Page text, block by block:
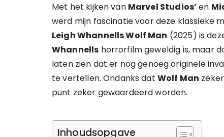
Met het kijken van Marvel Studios’en
werd mijn fascinatie voor deze klassieke
Leigh Whannells Wolf Man (2025) is
Whannells horrorfilm geweldig is, maar
laten zien dat er nog genoeg originele
te vertellen. Ondanks dat Wolf Man
punt zeker gewaardeerd worden.
Inhoudsopgave